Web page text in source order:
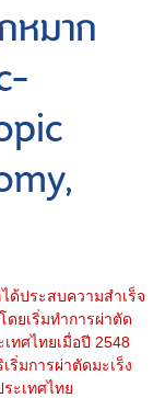
หมาก
ประสบความสำเร็จ
ดยเริ่มทำการผ่าตัด
ทศไทยเมื่อปี 2548
มการผ่าตัดมะเร็ง
ะเทศไทย